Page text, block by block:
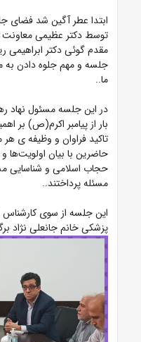
ابتدا عطر آگین شد فضای
توسط دکتر عظیمی معاونت
مقدم گوئی دکتر
جلسه و مهم جلوه دادن به
ما..
در این جلسه مسئول نهاد
بار از پیامبر اکرم(ص) بر
تاکید فراوان و وظیفه ی
حاضرین با بیان اولویت‌ها
حجاب اسلامی و شناسایی
مسئله پرداختند..
این جلسه از سوی
پزشکی خانم جانعلی نژاد